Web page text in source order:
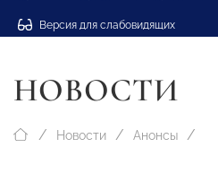
Версия для слабовидящих
НОВОСТИ
Новости Анонсы